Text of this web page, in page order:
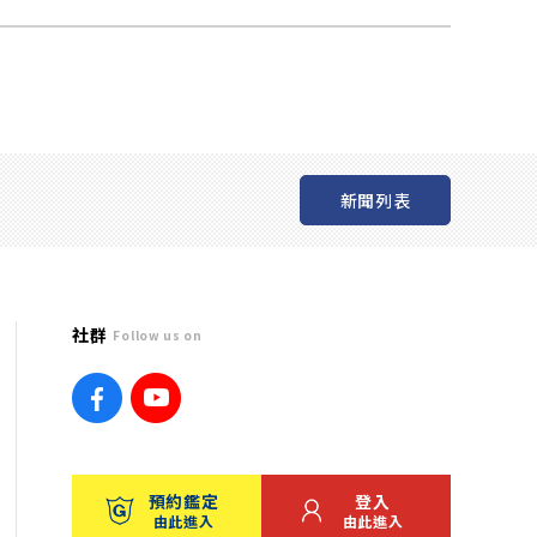
新聞列表
社群 Follow us on
預約鑑定
由此進入
登入
由此進入